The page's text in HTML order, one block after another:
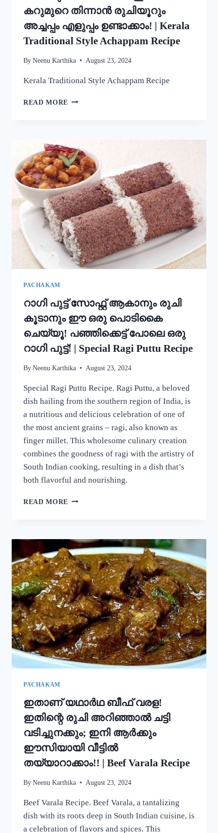
കറുമുറെ തിന്നാൻ രുചിയൂറും
അച്ചപ്പം എളുപ്പം ഉണ്ടാക്കാം! | Kerala
Traditional Style Achappam Recipe
By Neenu Karthika August 23, 2024
Kerala Traditional Style Achappam Recipe
READ MORE അരി
കറുമുറെ
തിന്നാൻ
രുചിയൂറും
അച്ചപ്പം
എളുപ്പം
ഉണ്ടാക്കാം!
|
KERALA
TRADITIONAL
STYLE
ACHAPPAM
RECIPE
PACHAKAM
റാഗി പുട്ട് സോഫ്റ്റ് ആകാനും രുചി
കൂടാനും ഈ ഒരു പൊടികൈ
ചെയ്യൂ! പഞ്ഞിക്കെട്ട് പോലെ ഒരു
റാഗി പുട്ട്! | Special Ragi Puttu Recipe
By Neenu Karthika August 23, 2024
Special Ragi Puttu Recipe. Ragi Puttu, a beloved
dish hailing from the southern region of India, is
a nutritious and delicious celebration of one of
the most ancient grains – ragi, also known as
finger millet. This wholesome culinary creation
combines the goodness of ragi with the artistry of
South Indian cooking, resulting in a dish that’s
both flavorful and nourishing.
READ MORE റാഗി
രുചി
കൂടാനും
ഈ
ഒരു
പൊടികൈ
ചെയ്യൂ!
പഞ്ഞിക്കെട്ട്
പോലെ
ഒരു
റാഗി
പുട്ട്!
|
SPECIAL
PACHAKAM
ഇതാണ് യഥാർഥ ബീഫ് വരള!
ഇതിന്റെ രുചി അറിഞ്ഞാൽ ചട്ടി
വടിച്ചുനക്കും; ഇനി ആർക്കും
ഈസിയായി വീട്ടിൽ
തയ്യാറാക്കാം!! | Beef Varala Recipe
By Neenu Karthika August 23, 2024
Beef Varala Recipe. Beef Varala, a tantalizing
dish with its roots deep in South Indian cuisine, is
a celebration of flavors and spices. This